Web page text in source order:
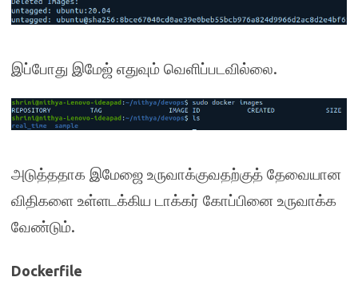
இப்போது இமேஜ் எதுவும் வெளிப்படவில்லை.
அடுத்ததாக இமேஜை உருவாக்குவதற்குத் தேவையான
விதிகளை உள்ளடக்கிய டாக்கர் கோப்பினை உருவாக்க
வேண்டும்.
Dockerfile